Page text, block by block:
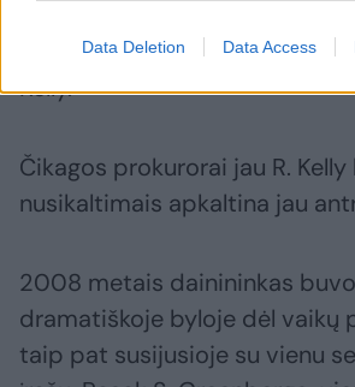
Data Deletion Data Access
teisininkas. – Visi mėgina
Kelly.“
Čikagos prokurorai jau R.
nusikaltimais apkaltina jau
2008 metais dainininkas
dramatiškoje byloje dėl vaikų
taip pat susijusioje su vienu